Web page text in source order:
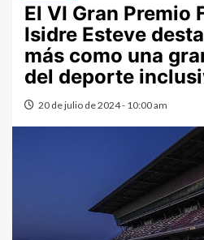
El VI Gran Premio
Isidre Esteve
más como una
del deporte
20 de julio de 2024 - 10:00 am